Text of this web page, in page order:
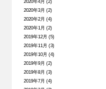
2020年4月 (2)
2020年3月 (2)
2020年2月 (4)
2020年1月 (2)
2019年12月 (5)
2019年11月 (3)
2019年10月 (4)
2019年9月 (2)
2019年8月 (3)
2019年7月 (4)